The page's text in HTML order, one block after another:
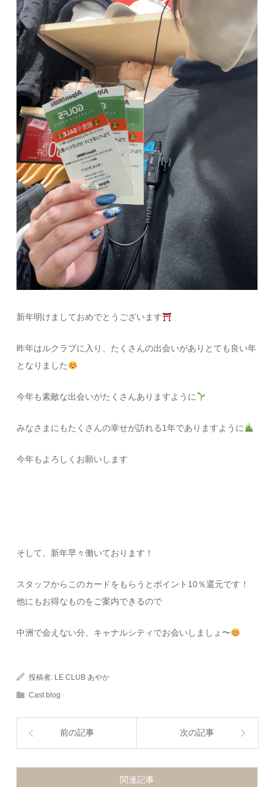
新年明けましておめでとうございます
昨年はルクラブに入り、たくさんの出会いがありとても良い年
となりました
今年も素敵な出会いがたくさんありますように
みなさまにもたくさんの幸せが訪れる1年でありますように
今年もよろしくお願いします
そして、新年早々働いております！
スタッフからこのカードをもらうとポイント10％還元です！
他にもお得なものをご案内できるので
中洲で会えない分、キャナルシティでお会いしましょ〜
投稿者: LE CLUB あやか
Cast blog
前の記事 次の記事
関連記事